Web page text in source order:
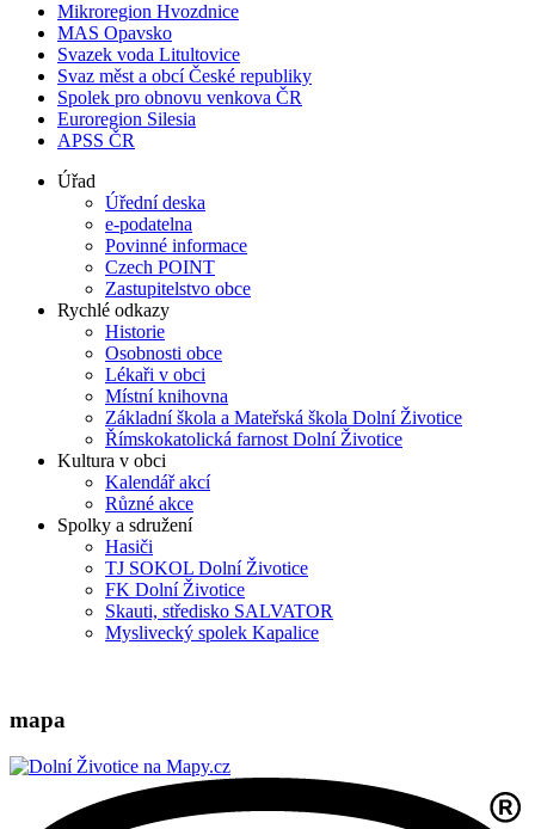
Mikroregion Hvozdnice
MAS Opavsko
Svazek voda Litultovice
Svaz měst a obcí České republiky
Spolek pro obnovu venkova ČR
Euroregion Silesia
APSS ČR
Úřad
Úřední deska
e-podatelna
Povinné informace
Czech POINT
Zastupitelstvo obce
Rychlé odkazy
Historie
Osobnosti obce
Lékaři v obci
Místní knihovna
Základní škola a Mateřská škola Dolní Životice
Římskokatolická farnost Dolní Životice
Kultura v obci
Kalendář akcí
Různé akce
Spolky a sdružení
Hasiči
TJ SOKOL Dolní Životice
FK Dolní Životice
Skauti, středisko SALVATOR
Myslivecký spolek Kapalice
mapa